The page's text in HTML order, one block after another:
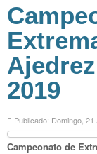
2019
Publicado: Domingo, 21
Campeonato de